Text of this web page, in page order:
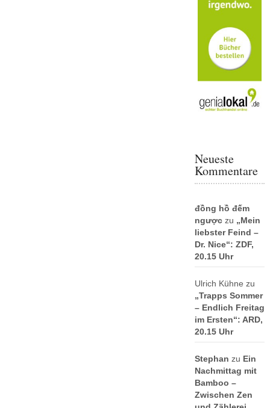
Neueste
Kommentare
đồng hồ đếm
ngượczu „Mein
liebster Feind –
Dr. Nice“: ZDF,
20.15 Uhr
Ulrich Kühne zu
„Trapps Sommer
– Endlich Freitag
im Ersten“: ARD,
20.15 Uhr
Stephan zu Ein
Nachmittag mit
Bamboo –
Zwischen Zen